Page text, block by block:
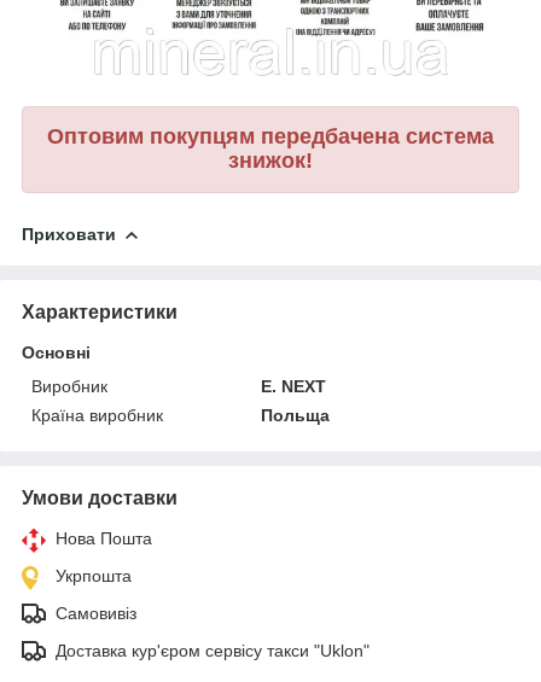
Оптовим покупцям передбачена система
знижок!
Приховати
Характеристики
Основні
Виробник
E. NEXT
Країна виробник
Польща
Умови доставки
Нова Пошта
Укрпошта
Самовивіз
Доставка кур'єром сервісу такси "Uklon"